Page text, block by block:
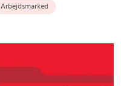
Arbejdsmarked